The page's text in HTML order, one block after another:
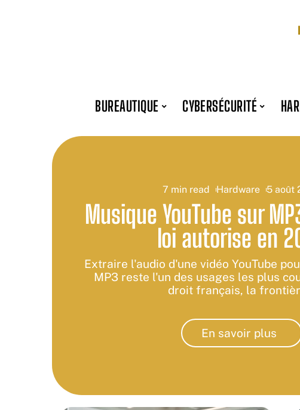
BUREAUTIQUE CYBERSÉCURITÉ
7 min read Hardware 5 août
Musique YouTube sur
loi autorise en
Extraire l'audio d'une vidéo YouTube
MP3 reste l'un des usages les plus
droit français, la
En savoir plus